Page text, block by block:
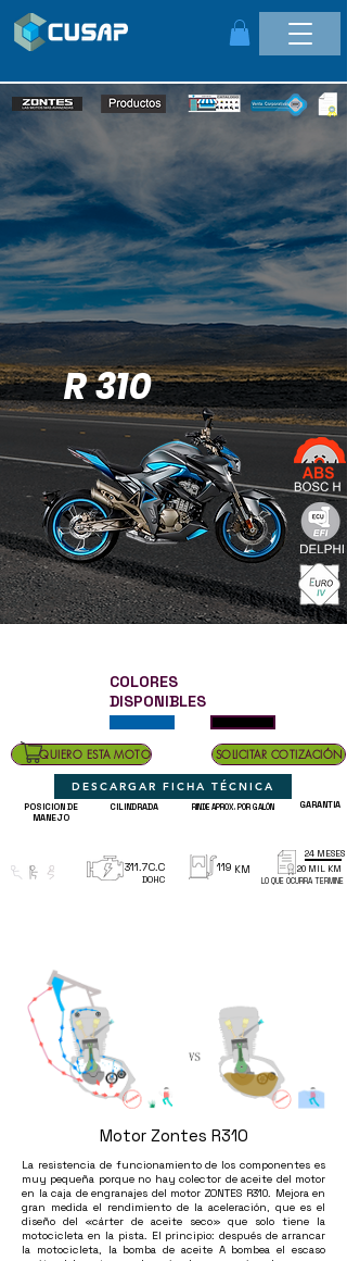
R 310
COLORES
DISPONIBLES
QUIERO ESTA MOTO SOLICITAR COTIZACIÓN
DESCARGAR FICHA TÉCNICA
POSICION DE
MANEJO
CILINDRADA RINDE APROX. POR GALÓN GARANTIA
311.7C.C
DOHC
119 KM
24 MESES
20 MIL KM
LO QUE OCURRA TERMINE
Motor Zontes R310
La resistencia de funcionamiento de los componentes es
muy pequeña porque no hay colector de aceite del motor
en la caja de engranajes del motor ZONTES R310. Mejora en
gran medida el rendimiento de la aceleración, que es el
diseño del «cárter de aceite seco» que solo tiene la
motocicleta en la pista. El principio: después de arrancar
la motocicleta, la bomba de aceite A bombea el escaso